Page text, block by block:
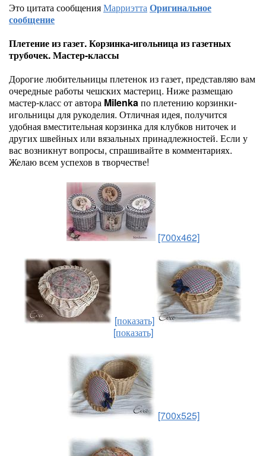
Это цитата сообщенияМарриэттаОригинальное
сообщение
Плетение из газет. Корзинка-игольница из газетных
трубочек. Мастер-классы
Дорогие любительницы плетенок из газет, представляю вам
очередные работы чешских мастериц. Ниже размещаю
мастер-класс от автора Milenkaпо плетению корзинки-
игольницы для рукоделия. Отличная идея, получится
удобная вместительная корзинка для клубков ниточек и
других швейных или вязальных принадлежностей. Если у
вас возникнут вопросы, спрашивайте в комментариях.
Желаю всем успехов в творчестве!
[700x462]
[показать]
[показать]
[700x525]